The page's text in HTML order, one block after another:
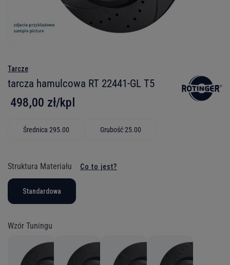
Tarcze
tarcza hamulcowa RT 22441-GL T5
498,00 zł/kpl
Średnica 295.00 Grubość 25.00
Struktura Materiału Co to jest?
Standardowa
Wzór Tuningu